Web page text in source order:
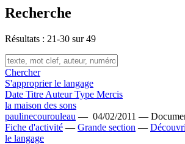
Recherche
Résultats : 21-30 sur 49
Chercher
S'approprier le langage
Date Titre AuteurType Mercis
la maison des sons
paulinecourouleau — 04/02/2011 —
Fiche d'activité — Grande section —
le langage